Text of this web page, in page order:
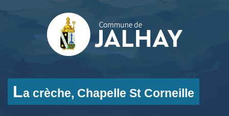
La crèche, Chapelle St Corneille